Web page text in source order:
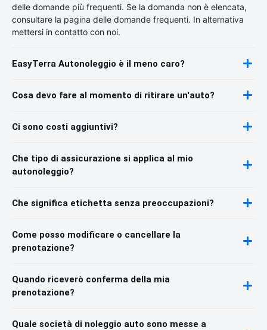
delle domande più frequenti. Se la domanda non è elencata,
consultare la pagina delle domande frequenti. In alternativa
mettersi in contatto con noi.
EasyTerra Autonoleggio è il meno caro?
Cosa devo fare al momento di ritirare un'auto?
Ci sono costi aggiuntivi?
Che tipo di assicurazione si applica al mio
autonoleggio?
Che significa etichetta senza preoccupazioni?
Come posso modificare o cancellare la
prenotazione?
Quando riceverò conferma della mia
prenotazione?
Quale società di noleggio auto sono messe a